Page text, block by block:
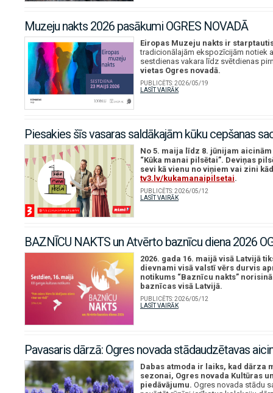
Muzeju nakts 2026 pasākumi OGRES NOVADĀ
Eiropas Muzeju nakts ir
tradicionālajām ekspozīcijām notiek
sestdienas vakara līdz svētdienas
vietas Ogres novadā.
PUBLICĒTS:2026/05/19
LASĪT VAIRĀK
Piesakies šīs vasaras saldākajām kūku cepšanas
No 5. maija līdz 8. jūnijam
“Kūka manai pilsētai”. Deviņas
sevi kā vienu no viņiem vai zini
tv3.lv/kukamanaipilsetai.
PUBLICĒTS:2026/05/12
LASĪT VAIRĀK
BAZNĪCU NAKTS un Atvērto baznīcu diena 2026
2026. gada 16. maijā visā Latvijā
dievnami visā valstī vērs durvis
notikums “Baznīcu nakts”
baznīcas visā Latvijā.
PUBLICĒTS:2026/05/12
LASĪT VAIRĀK
Pavasaris dārzā: Ogres novada stādaudzētavas
Dabas atmoda ir laiks, kad dārza
sezonai, Ogres novada Kultūras
piedāvājumu. Ogres novada stādu